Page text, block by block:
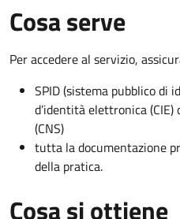
Cosa serve
Per accedere al servizio,
SPID (sistema pubblico di
d’identità elettronica
(CNS)
tutta la documentazione
della pratica.
Cosa si ottiene